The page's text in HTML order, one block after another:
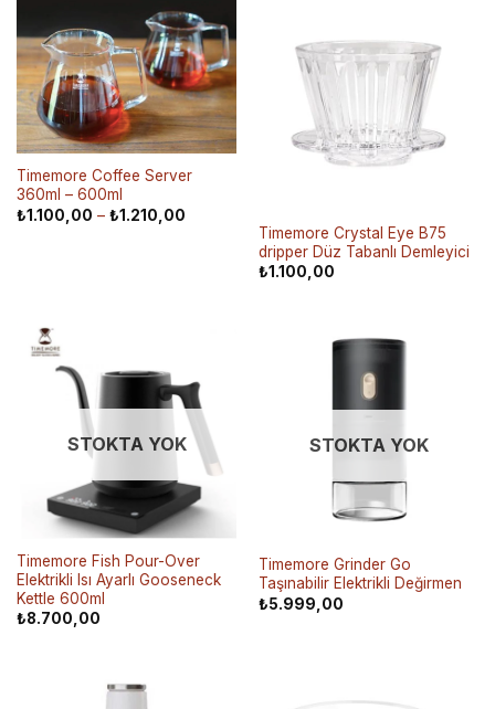
Timemore Coffee Server
360ml – 600ml
₺1.100,00 – ₺1.210,00
Timemore Crystal Eye B75
dripper Düz Tabanlı Demleyici
₺1.100,00
STOKTA YOK
Timemore Fish Pour-Over
Elektrikli Isı Ayarlı Gooseneck
Kettle 600ml
₺8.700,00
STOKTA YOK
Timemore Grinder Go
Taşınabilir Elektrikli Değirmen
₺5.999,00